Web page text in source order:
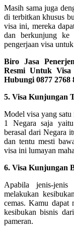
Masih sama juga
di terbitkan khusus
visa ini, mereka
dan berkunjung ke
pengerjaan visa
Biro Jasa
Resmi Untuk
Hubungi 0877 2768
5. Visa Kunjungan
Model visa yang
1 Negara saja
berasal dari Negara
dan tentu mesti
visa ini lumayan
6. Visa Kunjungan
Apabila jenis-
melakukan
cemas. Kamu dapat
kesibukan bisnis
pameran.